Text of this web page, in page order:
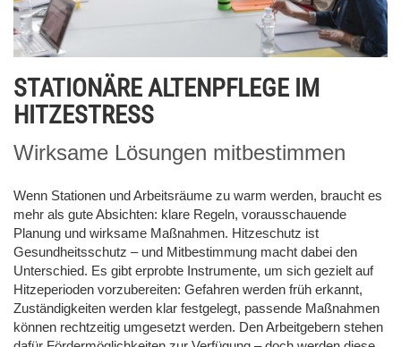
STATIONÄRE ALTENPFLEGE IM
HITZESTRESS
Wirksame Lösungen mitbestimmen
Wenn Stationen und Arbeitsräume zu warm werden, braucht es
mehr als gute Absichten: klare Regeln, vorausschauende
Planung und wirksame Maßnahmen. Hitzeschutz ist
Gesundheitsschutz – und Mitbestimmung macht dabei den
Unterschied. Es gibt erprobte Instrumente, um sich gezielt auf
Hitzeperioden vorzubereiten: Gefahren werden früh erkannt,
Zuständigkeiten werden klar festgelegt, passende Maßnahmen
können rechtzeitig umgesetzt werden. Den Arbeitgebern stehen